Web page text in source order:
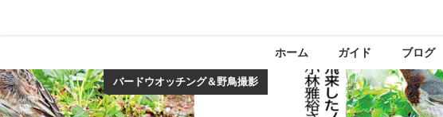
ホーム ガイド ブログ
バードウオッチング＆野鳥撮影